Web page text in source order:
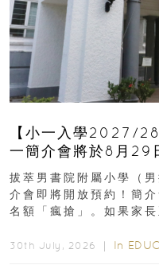
【小一入學2027/
一簡介會將於8月29
｜更設有網上重溫
拔萃男書院附屬小學（
介會即將開放預約！簡
名額「瘋搶」。如果家
30th July, 2026 ｜ In